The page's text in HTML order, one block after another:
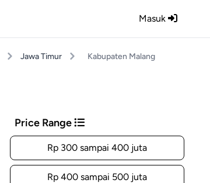
Masuk
Jawa Timur Kabupaten Malang
Price Range
Rp 300 sampai 400 juta
Rp 400 sampai 500 juta